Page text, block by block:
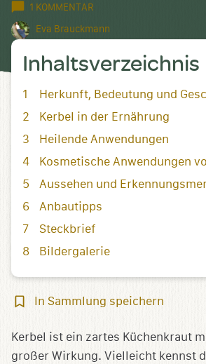
1 KOMMENTAR
Eva Brauckmann
Inhaltsverzeichnis
Herkunft, Bedeutung und
Kerbel in der Ernährung
Heilende Anwendungen
Kosmetische Anwendungen
Aussehen und
Anbautipps
Steckbrief
Bildergalerie
In
speichern
In Sammlung speichern
Kerbel ist ein zartes Küchenkraut
großer Wirkung. Vielleicht kennst